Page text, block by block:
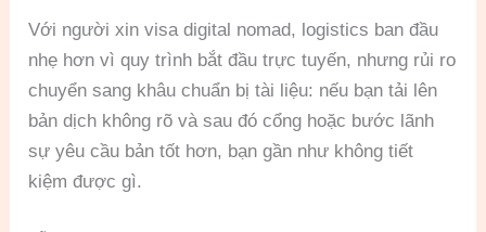
Với người xin visa digital nomad, logistics ban đầu
nhẹ hơn vì quy trình bắt đầu trực tuyến, nhưng rủi ro
chuyển sang khâu chuẩn bị tài liệu: nếu bạn tải lên
bản dịch không rõ và sau đó cổng hoặc bước lãnh
sự yêu cầu bản tốt hơn, bạn gần như không tiết
kiệm được gì.